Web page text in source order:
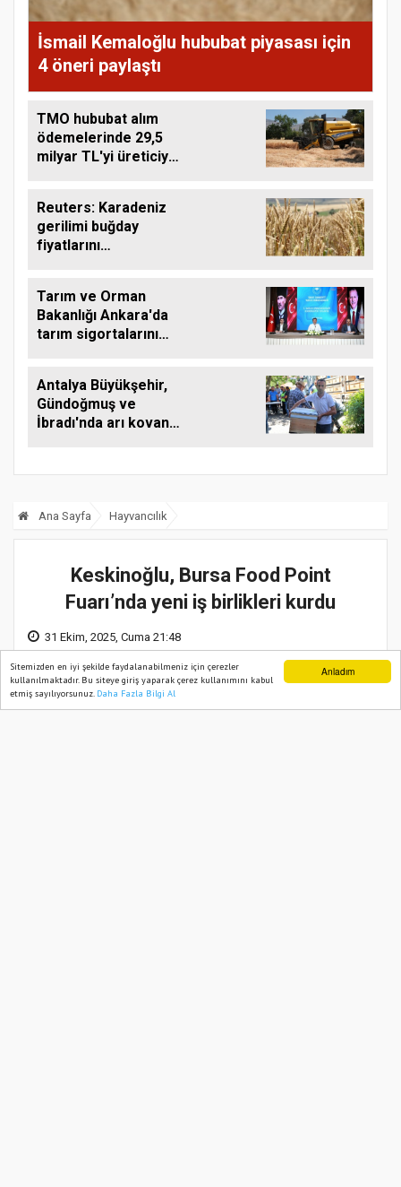
Anladım
Sitemizden en iyi şekilde faydalanabilmeniz için çerezler
kullanılmaktadır. Bu siteye giriş yaparak çerez kullanımını kabul
etmiş sayılıyorsunuz. Daha Fazla Bilgi Al
İsmail Kemaloğlu hububat piyasası için
4 öneri paylaştı
TMO hububat alım
ödemelerinde 29,5
milyar TL'yi üreticiye
Reuters: Karadeniz
gerilimi buğday
fiyatlarını
Tarım ve Orman
Bakanlığı Ankara'da
tarım sigortalarını
Antalya Büyükşehir,
Gündoğmuş ve
İbradı'nda arı kovanı
Ana Sayfa Hayvancılık
Keskinoğlu, Bursa Food Point
Fuarı’nda yeni iş birlikleri kurdu
31 Ekim, 2025, Cuma 21:48
Ana Sayfa Web TV